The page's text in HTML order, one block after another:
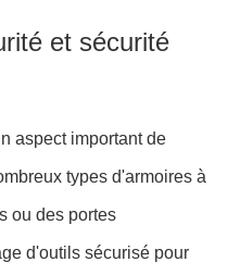
et sécurité
aspect important de
types d'armoires à
ou des portes
d'outils sécurisé pour